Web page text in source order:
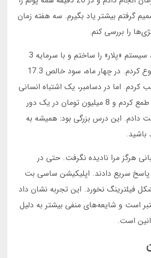
گرفتم بیشتر یاد بگیرم. سه هفته زمان
را بررسی کنم.
در سپتامبر 2024، سیستم «پلار» را ساختم و با سرمایه 3
میلیون تومان شروع کردم. در چهار ماه، سود خالص 17.3
کردم. اما در دسامبر، یک اشتباه انسانی
کردم: بیش از حد طمع کردم و 8 میلیون تومان در یک دور
دادم. این درس بزرگی بود: همیشه به
باشید.
هرگز مرا نادیده نگرفت. حتی در
پاسخ سریع دادند. اپلیکیشن ساسی بت
فیلترینگ نخورد. این تجربه نشان داد
است و شایعه‌های منفی بیشتر به دلیل
است.